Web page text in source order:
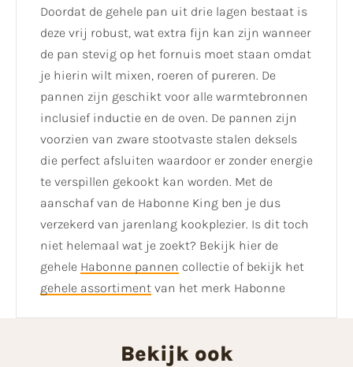
Doordat de gehele pan uit drie lagen bestaat is
deze vrij robust, wat extra fijn kan zijn wanneer
de pan stevig op het fornuis moet staan omdat
je hierin wilt mixen, roeren of pureren. De
pannen zijn geschikt voor alle warmtebronnen
inclusief inductie en de oven. De pannen zijn
voorzien van zware stootvaste stalen deksels
die perfect afsluiten waardoor er zonder energie
te verspillen gekookt kan worden. Met de
aanschaf van de Habonne King ben je dus
verzekerd van jarenlang kookplezier. Is dit toch
niet helemaal wat je zoekt? Bekijk hier de
gehele Habonne pannen collectie of bekijk het
gehele assortiment van het merk Habonne
Bekijk ook